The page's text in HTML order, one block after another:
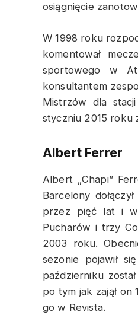
osiągnięcie
W 1998 roku
komentował
sportowego w
konsultantem
Mistrzów dla stacji
styczniu 2015 roku
Albert Ferrer
Albert „Chapi”
Barcelony
przez pięć lat i
Pucharów i trzy
2003 roku.
sezonie pojawił
październiku
po tym jak zajął
go w Revista.